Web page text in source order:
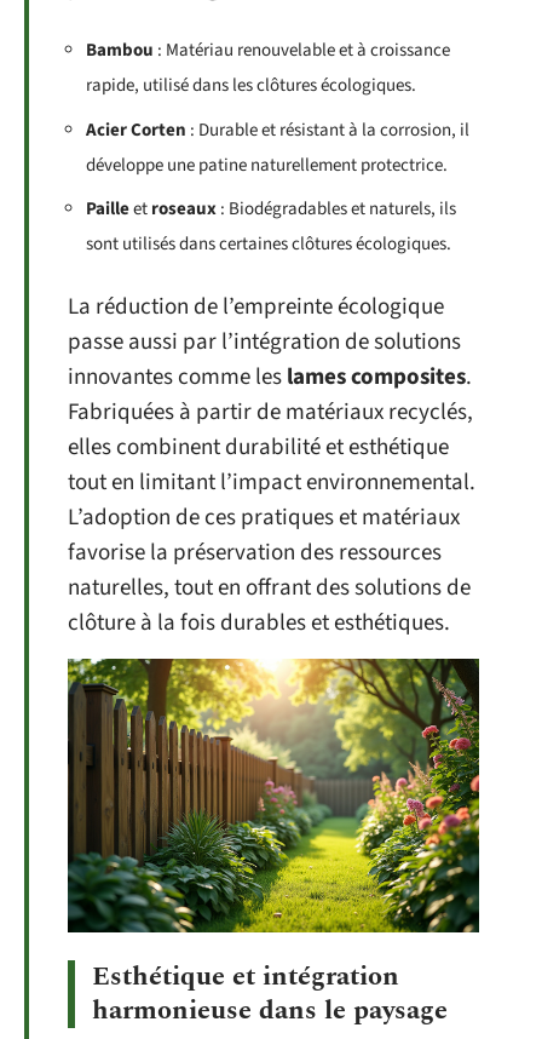
Bambou : Matériau renouvelable et à croissance
rapide, utilisé dans les clôtures écologiques.
Acier Corten : Durable et résistant à la corrosion, il
développe une patine naturellement protectrice.
Pailleetroseaux: Biodégradables et naturels, ils
sont utilisés dans certaines clôtures écologiques.
La réduction de l’empreinte écologique
passe aussi par l’intégration de solutions
innovantes comme leslames composites.
Fabriquées à partir de matériaux recyclés,
elles combinent durabilité et esthétique
tout en limitant l’impact environnemental.
L’adoption de ces pratiques et matériaux
favorise la préservation des ressources
naturelles, tout en offrant des solutions de
clôture à la fois durables et esthétiques.
Esthétique et intégration
harmonieuse dans le paysage